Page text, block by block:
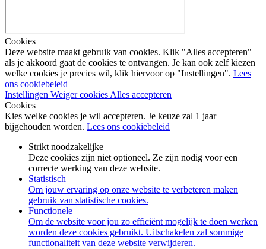
Cookies
Deze website maakt gebruik van cookies. Klik "Alles accepteren"
als je akkoord gaat de cookies te ontvangen. Je kan ook zelf kiezen
welke cookies je precies wil, klik hiervoor op "Instellingen". Lees
ons cookiebeleid
Instellingen Weiger cookies Alles accepteren
Cookies
Kies welke cookies je wil accepteren. Je keuze zal 1 jaar
bijgehouden worden. Lees ons cookiebeleid
Strikt noodzakelijke
Deze cookies zijn niet optioneel. Ze zijn nodig voor een
correcte werking van deze website.
Statistisch
Om jouw ervaring op onze website te verbeteren maken
gebruik van statistische cookies.
Functionele
Om de website voor jou zo efficiënt mogelijk te doen werken
worden deze cookies gebruikt. Uitschakelen zal sommige
functionaliteit van deze website verwijderen.